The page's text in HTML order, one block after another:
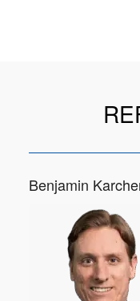
Benjamin